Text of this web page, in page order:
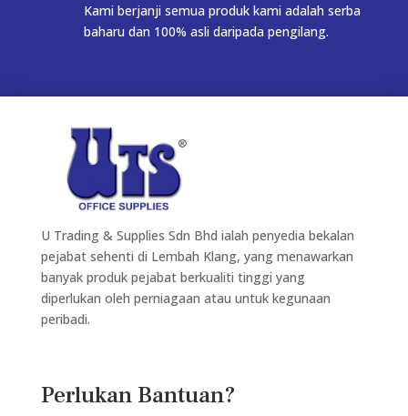
Kami berjanji semua produk kami adalah serba
baharu dan 100% asli daripada pengilang.
U Trading & Supplies Sdn Bhd ialah penyedia bekalan
pejabat sehenti di Lembah Klang, yang menawarkan
banyak produk pejabat berkualiti tinggi yang
diperlukan oleh perniagaan atau untuk kegunaan
peribadi.
Perlukan Bantuan?